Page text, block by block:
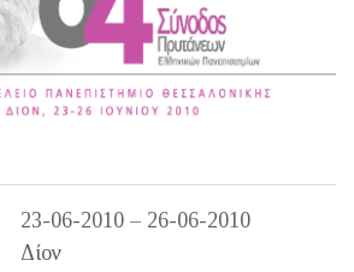
23-06-2010 – 26-06-2010
Δίον